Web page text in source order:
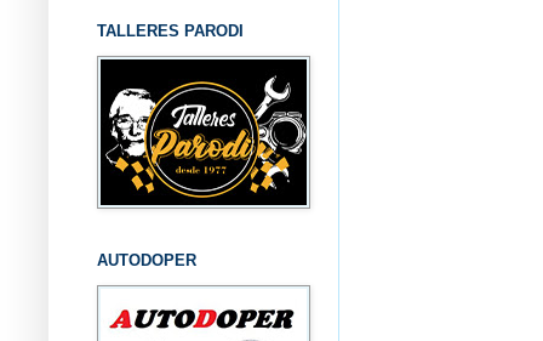
TALLERES PARODI
AUTODOPER